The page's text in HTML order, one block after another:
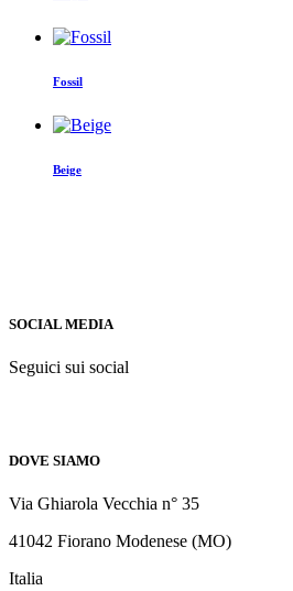
Fossil
Beige
SOCIAL MEDIA
Seguici sui social
DOVE SIAMO
Via Ghiarola Vecchia n° 35
41042 Fiorano Modenese (MO)
Italia